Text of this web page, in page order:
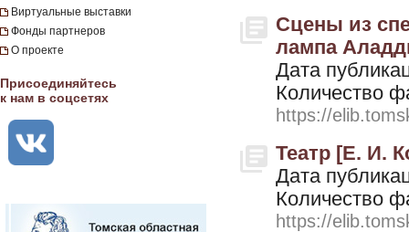
Виртуальные выставки
Фонды партнеров
О проекте
Присоединяйтесь
к нам в соцсетях
Сцены из
лампа
Дата
Количество
https://
Театр [Е. И.
Дата
Количество
https://